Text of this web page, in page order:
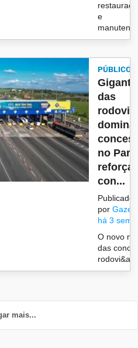
e
PÚBLICO
das
no
con...
Publicado
por
há 3
O novo
das
mais...